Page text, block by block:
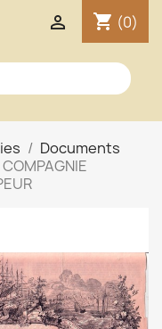
shopping_cart (0)

Documents